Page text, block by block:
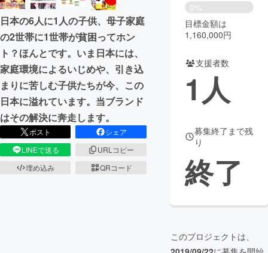
まちづくり・地域活性化
CAMPFIRE for Social Good
CAMPFIRE Creation
CAMPFIREふるさと納税
コミュニティ
日本の6人に1人の子供、母子家庭
の2世帯に1世帯が貧困ってホン
ト？ほんとです。いま日本には、
家庭環境によるいじめや、引き込
まりに苦しむ子供たちが今、この
日本に溢れています。当ブランド
はその解決に奔走します。
ポスト
シェア
LINEで送る
URLコピー
埋め込み
QRコード
0%
目標金額は
1,160,000円
支援者数
1人
募集終了まで残
り
終了
このプロジェクトは、